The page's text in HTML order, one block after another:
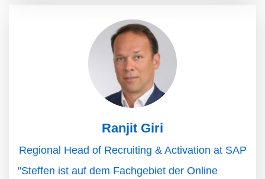
Ranjit Giri
Regional Head of Recruiting & Activation at SAP
"Steffen ist auf dem Fachgebiet der Online